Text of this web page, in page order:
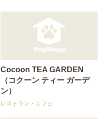
Cocoon TEA GARDEN
（コクーン ティー ガーデ
ン）
レストラン・カフェ